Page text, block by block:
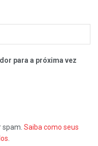
para a próxima vez
Saiba como seus